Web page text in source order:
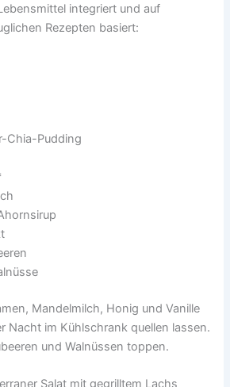
integriert und auf
Rezepten basiert:
Chia-Pudding
Mandelmilch, Honig und Vanille
Nacht im Kühlschrank quellen lassen.
und Walnüssen toppen.
Salat mit gegrilltem Lachs